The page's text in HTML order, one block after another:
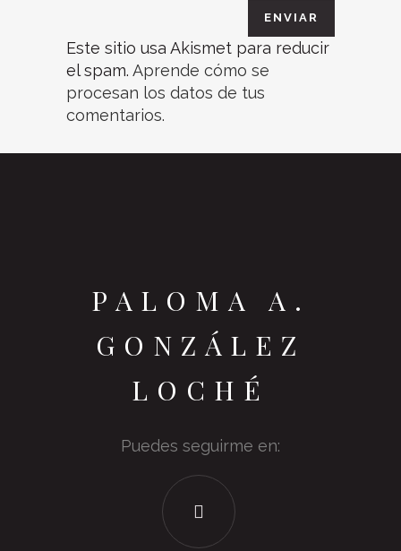
Este sitio usa Akismet para reducir
el spam. Aprende cómo se
procesan los datos de tus
comentarios.
PALOMA A.
GONZÁLEZ
LOCHÉ
Puedes seguirme en: